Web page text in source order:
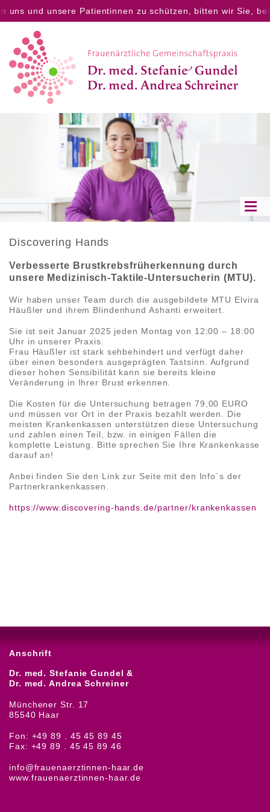
uns und unsere Patientinnen zu schützen, bitten wir Sie,
Discovering Hands
Verbesserte Brustkrebsfrüherkennung durch
unsere Medizinisch-Taktile-Untersucherin (MTU).
Wir haben unser Team durch die ausgebildete MTU Elvira
Häußler und ihrem Blindenhund Ashanti erweitert.
Sie ist seit Januar 2025 jeden Montag von 12:00 – 18:00
Uhr in unserer Praxis.
Frau Häußler ist stark sehbehindert und verfügt daher
über einen besonders ausgeprägten Tastsinn. Aufgrund
dieser hohen Sensibilität kann sie bereits kleine
Veränderung in Ihrer Brust erkennen.
Die Kosten für die Untersuchung betragen 79,00 EURO
und müssen vor Ort in der Praxis bezahlt werden. Die
meisten Krankenkassen unterstützen diese Untersuchung
und zahlen einen Teil, bzw. in einigen Fällen die
komplette Leistung. Bitte sprechen Sie Ihre Krankenkasse
darauf an!
Anbei finden Sie den Link zur Seite mit den Info`s der
Partnerkrankenkassen.
https://www.discovering-hands.de/partner/krankenkassen
Anschrift
Dr. med. Stefanie Gundel &
Dr. med. Andrea Schreiner
Münchener Str. 17
85540 Haar
Fon: +49 89 . 45 45 89 45
Fax: +49 89 . 45 45 89 46
info@frauenaerztinnen-haar.de
www.frauenaerztinnen-haar.de